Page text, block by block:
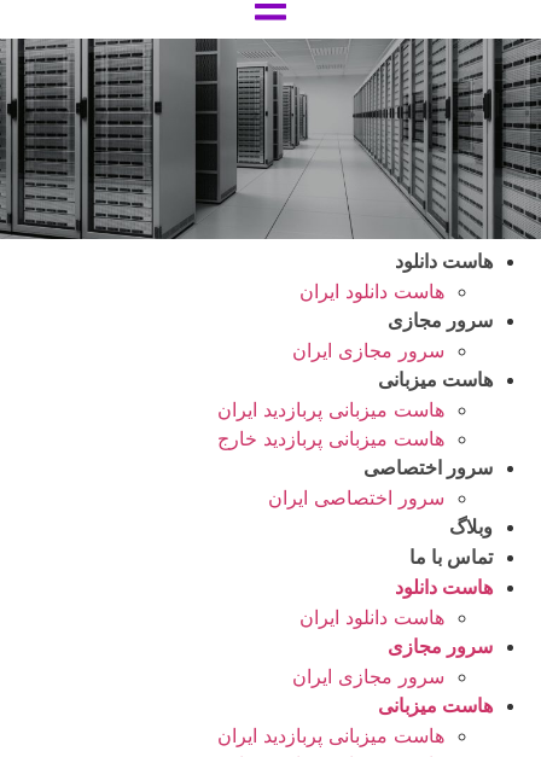
هاست دانلود
هاست دانلود ایران
سرور مجازی
سرور مجازی ایران
هاست میزبانی
هاست میزبانی پربازدید ایران
هاست میزبانی پربازدید خارج
سرور اختصاصی
سرور اختصاصی ایران
وبلاگ
تماس با ما
هاست دانلود
هاست دانلود ایران
سرور مجازی
سرور مجازی ایران
هاست میزبانی
هاست میزبانی پربازدید ایران